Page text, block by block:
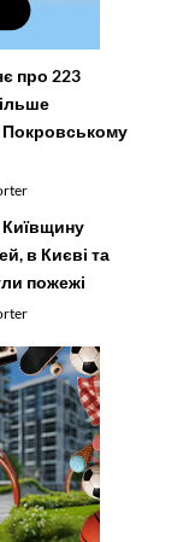
про 223
Покровському
Київщину
в Києві та
пожежі